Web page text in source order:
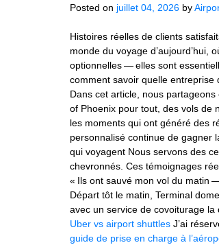
Posted on juillet 04, 2026 by
Histoires réelles de clients
monde du voyage d’aujourd’hui,
optionnelles — elles sont
comment savoir quelle entreprise
Dans cet article, nous
of Phoenix pour tout, des vols de
les moments qui ont généré des
personnalisé continue de gagner
qui voyagent Nous servons des
chevronnés. Ces témoignages
« Ils ont sauvé mon vol du matin
Départ tôt le matin, Terminal
avec un service de covoiturage la
Uber vs airport shuttles J’ai
guide de prise en charge à